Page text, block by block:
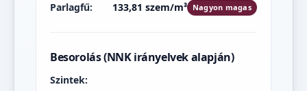
Parlagfű: 133,81 szem/m³ Nagyon magas
Besorolás (NNK irányelvek alapján)
Szintek: